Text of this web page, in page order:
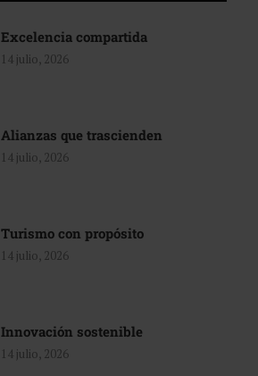
Excelencia compartida
14 julio, 2026
Alianzas que trascienden
14 julio, 2026
Turismo con propósito
14 julio, 2026
Innovación sostenible
14 julio, 2026